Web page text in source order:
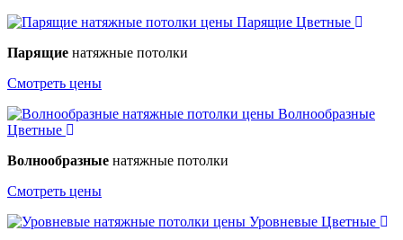
Парящие Цветные
Парящие натяжные потолки
Смотреть цены
Волнообразные
Цветные
Волнообразные натяжные потолки
Смотреть цены
Уровневые Цветные